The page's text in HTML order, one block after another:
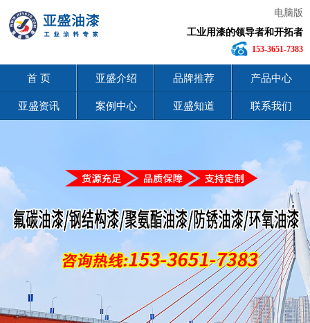
电脑版
工业用漆的领导者和开拓者
153-3651-7383
首 页 亚盛介绍 品牌推荐 产品中心
亚盛资讯 案例中心 亚盛知道 联系我们